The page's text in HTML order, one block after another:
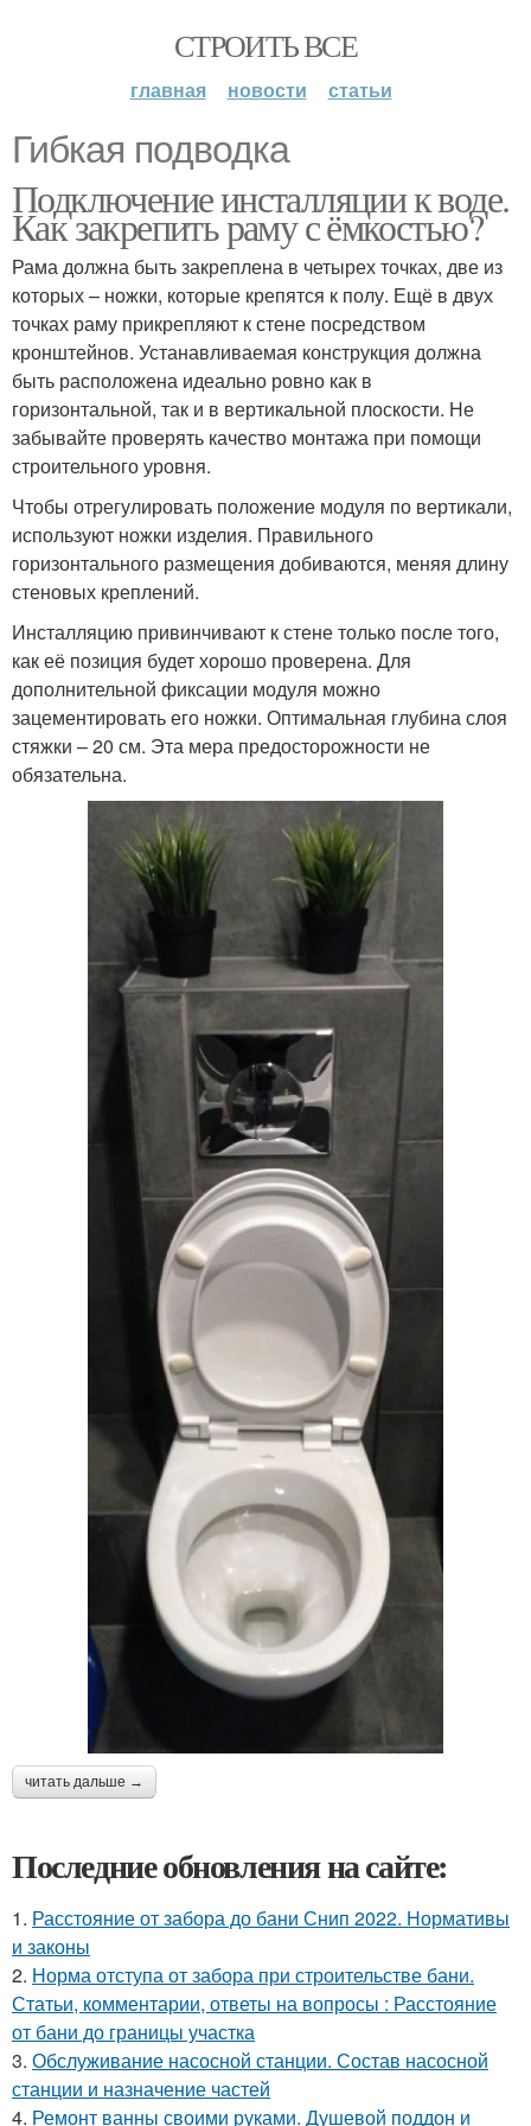
СТРОИТЬ ВСЕ
главная новости статьи
Гибкая подводка
Подключение инсталляции к воде.
Как закрепить раму с ёмкостью?
Рама должна быть закреплена в четырех точках, две из
которых – ножки, которые крепятся к полу. Ещё в двух
точках раму прикрепляют к стене посредством
кронштейнов. Устанавливаемая конструкция должна
быть расположена идеально ровно как в
горизонтальной, так и в вертикальной плоскости. Не
забывайте проверять качество монтажа при помощи
строительного уровня.
Чтобы отрегулировать положение модуля по вертикали,
используют ножки изделия. Правильного
горизонтального размещения добиваются, меняя длину
стеновых креплений.
Инсталляцию привинчивают к стене только после того,
как её позиция будет хорошо проверена. Для
дополнительной фиксации модуля можно
зацементировать его ножки. Оптимальная глубина слоя
стяжки – 20 см. Эта мера предосторожности не
обязательна.
читать дальше →
Последние обновления на сайте:
1. Расстояние от забора до бани Снип 2022. Нормативы
и законы
2. Норма отступа от забора при строительстве бани.
Статьи, комментарии, ответы на вопросы : Расстояние
от бани до границы участка
3. Обслуживание насосной станции. Состав насосной
станции и назначение частей
4. Ремонт ванны своими руками. Душевой поддон и